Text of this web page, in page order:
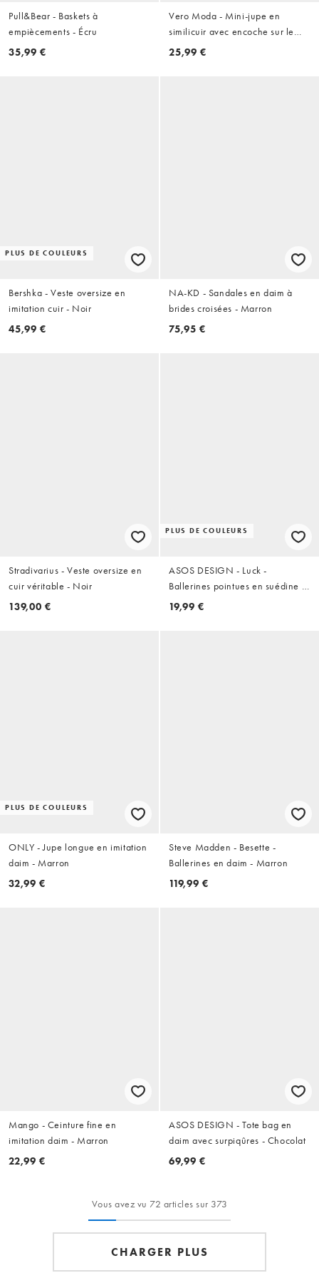
Pull&Bear - Baskets à
empiècements - Écru
35,99 €
Vero Moda - Mini-jupe en
similicuir avec encoche sur le
devant - Noir
25,99 €
PLUS DE COULEURS
Bershka - Veste oversize en
imitation cuir - Noir
45,99 €
NA-KD - Sandales en daim à
brides croisées - Marron
75,95 €
Stradivarius - Veste oversize en
cuir véritable - Noir
139,00 €
PLUS DE COULEURS
ASOS DESIGN - Luck -
Ballerines pointues en suédine -
Beige
19,99 €
PLUS DE COULEURS
ONLY - Jupe longue en imitation
daim - Marron
32,99 €
Steve Madden - Besette -
Ballerines en daim - Marron
119,99 €
Mango - Ceinture fine en
imitation daim - Marron
22,99 €
ASOS DESIGN - Tote bag en
daim avec surpiqûres - Chocolat
69,99 €
Vous avez vu 72 articles sur 373
CHARGER PLUS